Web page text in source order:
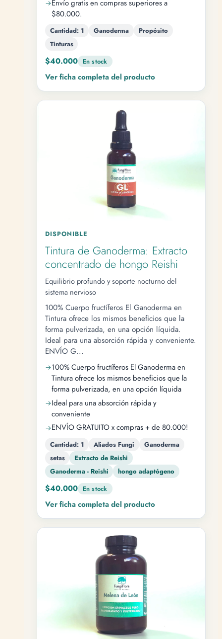
Envío gratis en compras superiores a
$80.000.
Cantidad: 1 Ganoderma
Propósito
Tinturas
$40.000 En stock
Ver ficha completa del producto
DISPONIBLE
Tintura de Ganoderma: Extracto
concentrado de hongo Reishi
Equilibrio profundo y soporte nocturno del
sistema nervioso
100% Cuerpo fructíferos El Ganoderma en
Tintura ofrece los mismos beneficios que la
forma pulverizada, en una opción líquida.
Ideal para una absorción rápida y conveniente.
ENVÍO G...
100% Cuerpo fructíferos El Ganoderma en
Tintura ofrece los mismos beneficios que la
forma pulverizada, en una opción líquida
Ideal para una absorción rápida y
conveniente
ENVÍO GRATUITO x compras + de 80.000!
Cantidad: 1 Aliados Fungi
Ganoderma
setas
Extracto de Reishi
Ganoderma - Reishi
hongo adaptógeno
$40.000 En stock
Ver ficha completa del producto